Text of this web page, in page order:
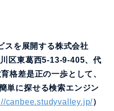
スを展開する株式会社
区東葛西5-13-9-405、代
格差是正の一歩として、
単に探せる検索エンジン
canbee.studyvalley.jp/）